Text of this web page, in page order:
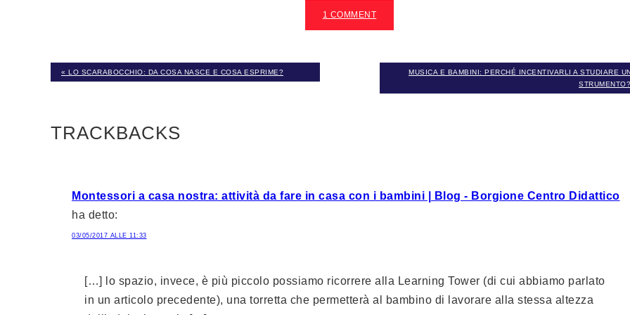
1 COMMENT
« LO SCARABOCCHIO: DA COSA NASCE E COSA ESPRIME?
MUSICA E BAMBINI: PERCHÉ INCENTIVARLI A STUDIARE
TRACKBACKS
Montessori a casa nostra: attività da fare in casa con i bambini | Blog - Borgione Centro Didattico
ha detto:
03/05/2017 ALLE 11:33
[…] lo spazio, invece, è più piccolo possiamo ricorrere alla Learning Tower (di cui abbiamo parlato
in un articolo precedente), una torretta che permetterà al bambino di lavorare alla stessa altezza